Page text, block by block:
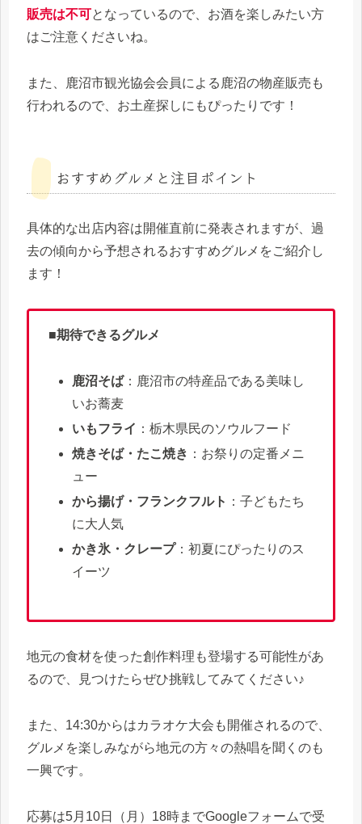
販売は不可となっているので、お酒を楽しみたい方
はご注意くださいね。
また、鹿沼市観光協会会員による鹿沼の物産販売も
行われるので、お土産探しにもぴったりです！
おすすめグルメと注目ポイント
具体的な出店内容は開催直前に発表されますが、過
去の傾向から予想されるおすすめグルメをご紹介し
ます！
■期待できるグルメ
鹿沼そば：鹿沼市の特産品である美味し
いお蕎麦
いもフライ ：栃木県民のソウルフード
焼きそば・たこ焼き ：お祭りの定番メニ
ュー
から揚げ・フランクフルト ：子どもたち
に大人気
かき氷・クレープ：初夏にぴったりのス
イーツ
地元の食材を使った創作料理も登場する可能性があ
るので、見つけたらぜひ挑戦してみてください♪
また、14:30からはカラオケ大会も開催されるので、
グルメを楽しみながら地元の方々の熱唱を聞くのも
一興です。
応募は5月10日（月）18時までGoogleフォームで受